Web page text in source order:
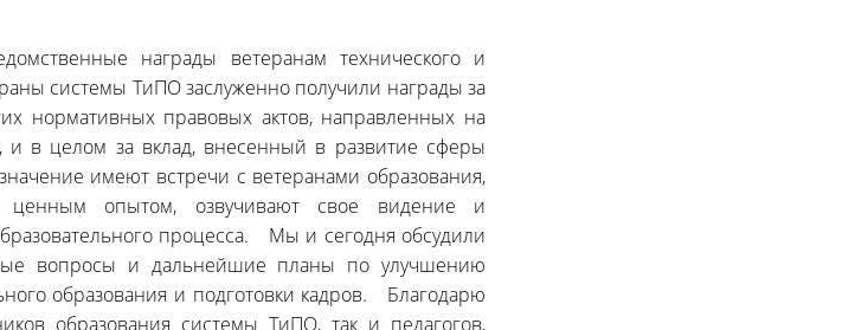
награды ветеранам технического и
системы ТиПО заслуженно получили награды за
нормативных правовых актов, направленных на
и в целом за вклад, внесенный в развитие сферы
имеют встречи с ветеранами образования,
ценным опытом, озвучивают свое видение и
процесса. Мы и сегодня обсудили
вопросы и дальнейшие планы по улучшению
образования и подготовки кадров. Благодарю
образования системы ТиПО, так и педагогов,